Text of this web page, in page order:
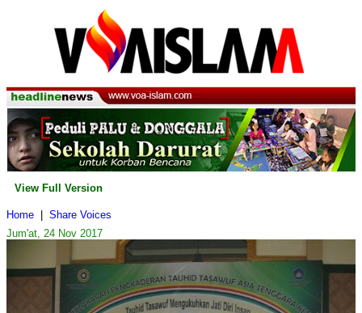
View Full Version
Home
Share Voices
Jum'at, 24 Nov 2017